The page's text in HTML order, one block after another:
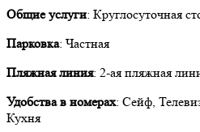
Общие услуги: Круглосуточная
Парковка: Частная
Пляжная линия: 2-ая пляжная
Удобства в номерах: Сейф,
Кухня